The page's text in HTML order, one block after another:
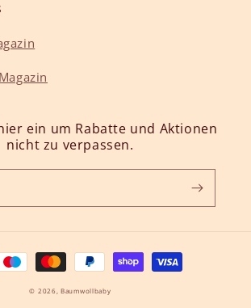
ein um Rabatte und Aktionen
nicht zu verpassen.
© 2026,Baumwollbaby